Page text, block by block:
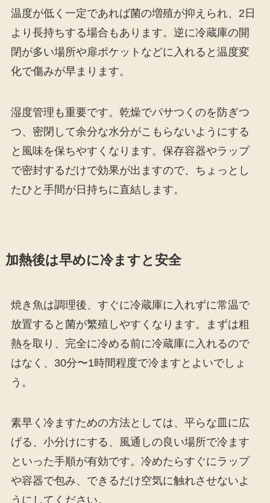
温度が低く一定であれば菌の増殖が抑えられ、2日
より長持ちする場合もあります。逆に冷蔵庫の開
閉が多い場所や扉ポケットなどに入れると温度変
化で傷みが早まります。
湿度管理も重要です。乾燥でパサつくのを防ぎつ
つ、密閉して余分な水分がこもらないようにする
と風味を保ちやすくなります。保存容器やラップ
で密封するだけで効果が出ますので、ちょっとし
たひと手間が日持ちに直結します。
加熱後は早めに冷ますと安全
焼き魚は調理後、すぐに冷蔵庫に入れずに常温で
放置すると菌が繁殖しやすくなります。まずは粗
熱を取り、完全に冷める前に冷蔵庫に入れるので
はなく、30分〜1時間程度で冷ますとよいでしょ
う。
素早く冷ますための方法としては、平らな皿に広
げる、小分けにする、風通しの良い場所で冷ます
といった手順が有効です。冷めたらすぐにラップ
や容器で包み、できるだけ空気に触れさせないよ
うにしてください。